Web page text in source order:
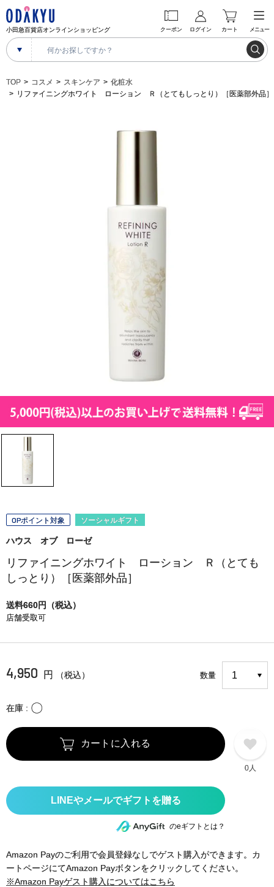
小田急百貨店オンラインショッピング クーポン ログイン カート メニュー
TOP コスメ スキンケア
化粧水
リファイニングホワイト ローション Ｒ（とてもしっとり）［医薬部外品］
OPポイント対象 ソーシャルギフト
ハウス オブ ローゼ
リファイニングホワイト ローション Ｒ（とても
しっとり）［医薬部外品］
送料660円（税込）
店舗受取可
4,950 円 （税込） 数量
在庫 〇
カートに入れる
0人
のeギフトとは？
Amazon Payのご利用で会員登録なしでゲスト購入ができます。カ
ートページにてAmazon Payボタンをクリックしてください。
※Amazon Payゲスト購入についてはこちら